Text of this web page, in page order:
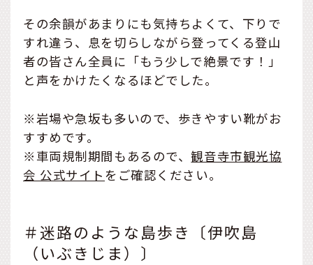
その余韻があまりにも気持ちよくて、下りで
すれ違う、息を切らしながら登ってくる登山
者の皆さん全員に「もう少しで絶景です！」
と声をかけたくなるほどでした。
※岩場や急坂も多いので、歩きやすい靴がお
すすめです。
※車両規制期間もあるので、観音寺市観光協
会 公式サイト をご確認ください。
＃迷路のような島歩き〔伊吹島
（いぶきじま）〕